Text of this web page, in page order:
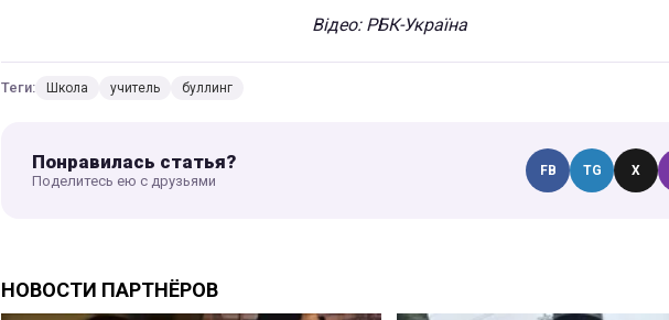
Відео: РБК-Україна
Теги: Школа учитель буллинг
Понравилась статья?
Поделитесь ею с друзьями
FB TG X